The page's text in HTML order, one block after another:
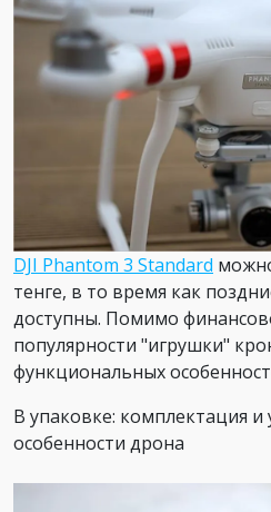
DJI Phantom 3 Standard
тенге, в то время как
доступны. Помимо
популярности "игрушки"
функциональных
В упаковке: комплектация и
особенности дрона